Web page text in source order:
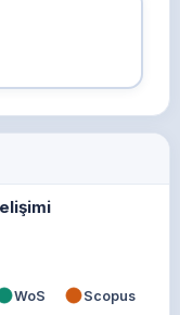
WoS Scopus